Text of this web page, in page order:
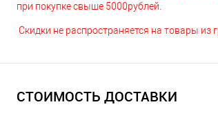
при покупке свыше 5000рублей.
Скидки не распространяется на товары из
СТОИМОСТЬ ДОСТАВКИ